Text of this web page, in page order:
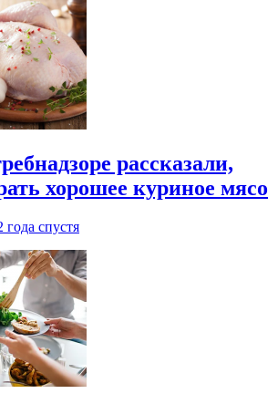
рассказали,
хорошее куриное мясо
года спустя